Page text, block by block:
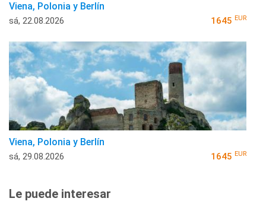
Viena, Polonia y Berlín
sá, 22.08.2026 1645 EUR
Viena, Polonia y Berlín
sá, 29.08.2026 1645 EUR
Le puede interesar